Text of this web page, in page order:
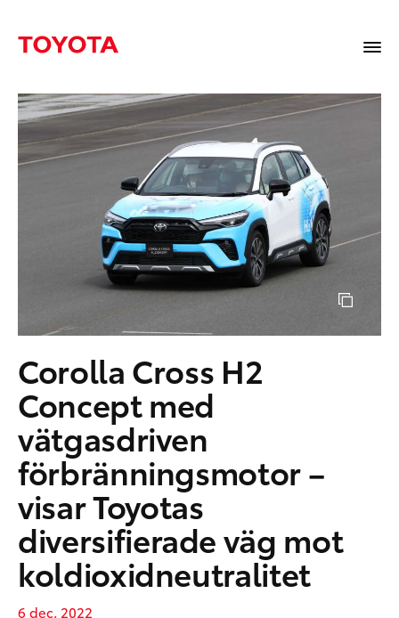
Corolla Cross H2
Concept med
vätgasdriven
förbränningsmotor –
visar Toyotas
diversifierade väg mot
koldioxidneutralitet
6 dec, 2022